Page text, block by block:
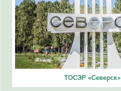
ТОСЭР «Северск»